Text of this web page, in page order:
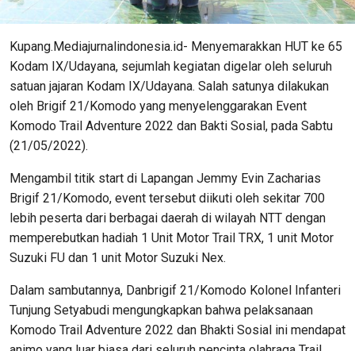
Kupang.Mediajurnalindonesia.id- Menyemarakkan HUT ke 65
Kodam IX/Udayana, sejumlah kegiatan digelar oleh seluruh
satuan jajaran Kodam IX/Udayana. Salah satunya dilakukan
oleh Brigif 21/Komodo yang menyelenggarakan Event
Komodo Trail Adventure 2022 dan Bakti Sosial, pada Sabtu
(21/05/2022).
Mengambil titik start di Lapangan Jemmy Evin Zacharias
Brigif 21/Komodo, event tersebut diikuti oleh sekitar 700
lebih peserta dari berbagai daerah di wilayah NTT dengan
memperebutkan hadiah 1 Unit Motor Trail TRX, 1 unit Motor
Suzuki FU dan 1 unit Motor Suzuki Nex.
Dalam sambutannya, Danbrigif 21/Komodo Kolonel Infanteri
Tunjung Setyabudi mengungkapkan bahwa pelaksanaan
Komodo Trail Adventure 2022 dan Bhakti Sosial ini mendapat